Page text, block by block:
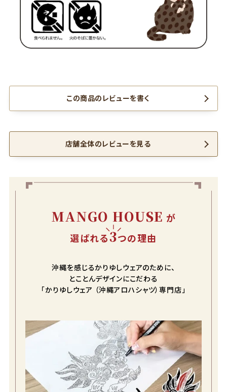
お気に入りに登録する
この商品のレビューを書く
店舗全体のレビューを見る
MANGO HOUSE が
選ばれる3つの理由
沖縄を感じるかりゆしウェアのために、
とことんデザインにこだわる
「かりゆしウェア （沖縄アロハシャツ）専門店」